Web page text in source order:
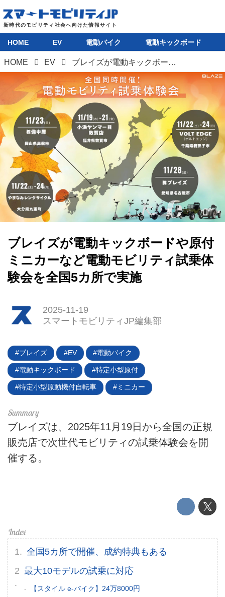
HOME EV 電動バイク 電動キックボード
HOME EV ブレイズが電動キックボードや原付ミニカーなど電動モビリティ試乗体験会を全国5カ所で実施
ブレイズが電動キックボードや原付
ミニカーなど電動モビリティ試乗体
験会を全国5カ所で実施
2025-11-19
スマートモビリティJP編集部
ブレイズ EV 電動バイク
電動キックボード 特定小型原付
特定小型原動機付自転車 ミニカー
ブレイズは、2025年11月19日から全国の正規
販売店で次世代モビリティの試乗体験会を開
催する。
全国5カ所で開催、成約特典もある
最大10モデルの試乗に対応
【スタイル e-バイク】24万8000円